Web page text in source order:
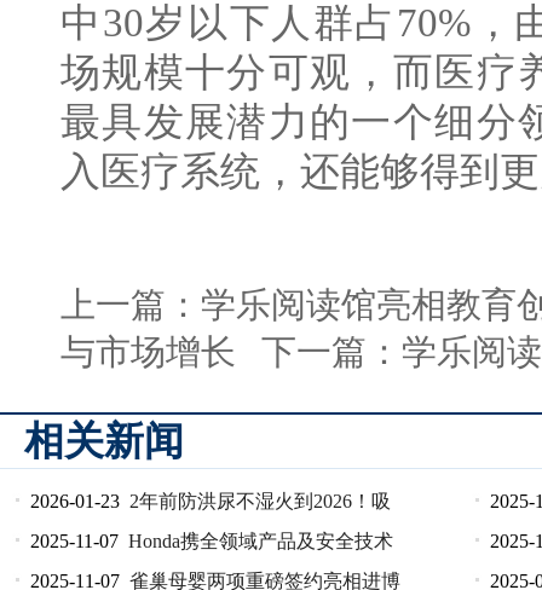
中30岁以下人群占70%，
场规模十分可观，而医疗
最具发展潜力的一个细分
入医疗系统，还能够得到
上一篇： 学乐阅读馆亮相教育
与市场增长 下一篇： 学乐阅
相关新闻
2026-01-23 2年前防洪尿不湿火到2026！吸
2025-
2025-11-07 Honda携全领域产品及安全技术
2025-
2025-11-07 雀巢母婴两项重磅签约亮相进博 2025-